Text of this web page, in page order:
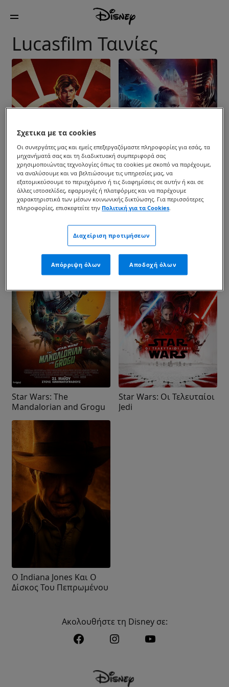
Lucasfilm Ταινίες
Άνοδος
Star Wars: The
Mandalorian and Grogu
Star Wars: Οι Τελευταίοι
Jedi
Ο Indiana Jones Και Ο
Δίσκος Του Πεπρωμένου
Ακολουθήστε τη Disney σε:
Σχετικα με τα cookies
Οι συνεργάτες μας και εμείς επεξεργαζόμαστε πληροφορίες για εσάς, τα
μηχανήματά σας και τη διαδικτυακή συμπεριφορά σας
χρησιμοποιώντας τεχνολογίες όπως τα cookies με σκοπό να παρέχουμε,
να αναλύσουμε και να βελτιώσουμε τις υπηρεσίες μας, να
εξατομικεύσουμε το περιεχόμενο ή τις διαφημίσεις σε αυτήν ή και σε
άλλες ιστοσελίδες, εφαρμογές ή πλατφόρμες και να παρέχουμε
χαρακτηριστικά των μέσων κοινωνικής δικτύωσης. Για περισσότερες
πληροφορίες, επισκεφτείτε την Πολιτική για τα Cookies.
Διαχείριση προτιμήσεων
Απόρριψη όλων Αποδοχή όλων